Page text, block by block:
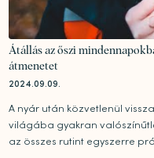
Átállás az őszi
átmenetet
2024.09.09.
A nyár után közvetlenül
világába gyakran
az összes rutint egyszerre